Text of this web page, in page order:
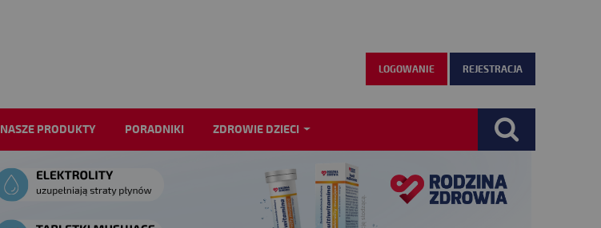
LOGOWANIE REJESTRACJA
NASZE PRODUKTY PORADNIKI ZDROWIE DZIECI